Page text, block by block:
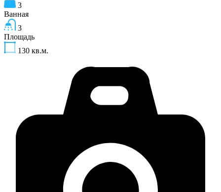
3
Ванная
3
Площадь
130 кв.м.